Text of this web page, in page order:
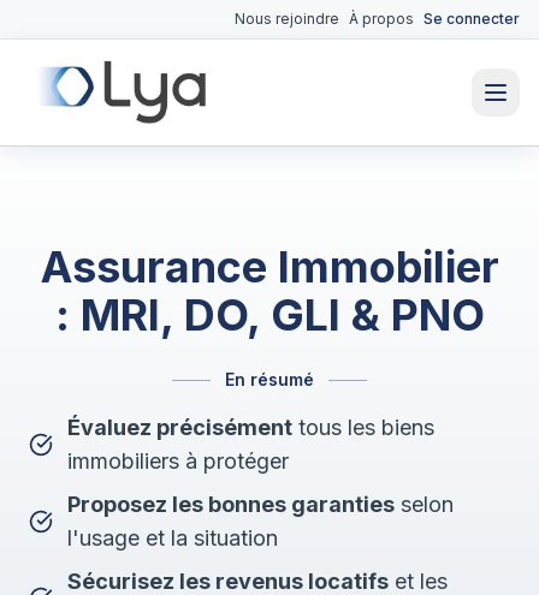
Nous rejoindre À propos Se connecter
Assurance Immobilier
: MRI, DO, GLI & PNO
En résumé
Évaluez précisément tous les biens
immobiliers à protéger
Proposez les bonnes garanties selon
l'usage et la situation
Sécurisez les revenus locatifs et les